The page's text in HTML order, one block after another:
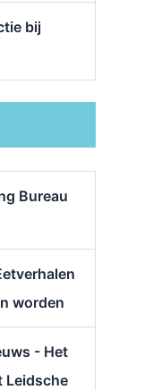
bij
Bureau
worden
- Het
Leidsche